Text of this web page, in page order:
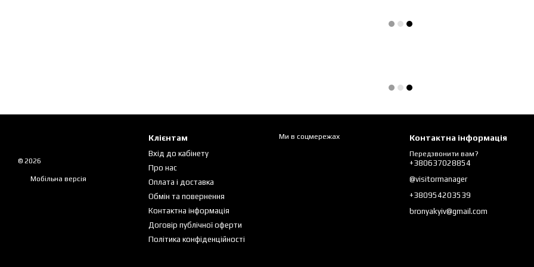
© 2026
Мобільна версія
Клієнтам
Вхід до кабінету
Про нас
Оплата і доставка
Обмін та повернення
Контактна інформація
Договір публічної оферти
Політика конфіденційності
Ми в соцмережах Контактна інформація
Передзвонити вам?
+380637028854
@visitormanager
+380954203539
bronyakyiv@gmail.com